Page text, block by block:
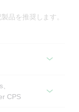
品を推奨します。
CPS